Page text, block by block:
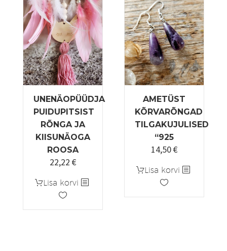
saab
teha
tootelehel.
UNENÄOPÜÜDJA
PUIDUPITSIST
RÕNGA JA
KIISUNÄOGA
ROOSA
22,22 €
Lisa korvi
AMETÜST
KÕRVARÕNGAD
TILGAKUJULISED
“925
14,50€
Lisa korvi